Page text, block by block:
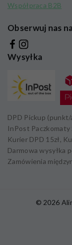
Współpraca B2B
Obserwuj nas
Wysyłka
DPD Pickup
InPost Paczkomaty
Kurier DPD 15zł,
Darmowa wysyłka
Zamówienia
© 2026